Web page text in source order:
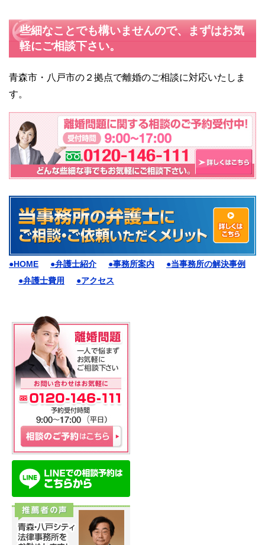
些細なことでも構いませんので、まずはお気
軽にご相談下さい。
青森市・八戸市の２拠点で離婚のご相談に対応いたしま
す。
●HOME ●弁護士紹介 ●事務所案内
●当事務所の解決事例
●弁護士費用
●アクセス